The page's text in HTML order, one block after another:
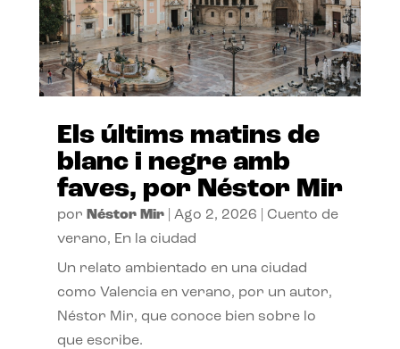
Els últims matins de
blanc i negre amb
faves, por Néstor Mir
por Néstor Mir| Ago 2, 2026
Cuento de
verano, En la ciudad
Un relato ambientado en una ciudad
como Valencia en verano, por un autor,
Néstor Mir, que conoce bien sobre lo
que escribe.